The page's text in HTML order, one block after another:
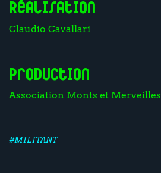
Réalisation
Claudio Cavallari
Production
Association Monts et Merveilles
#MILITANT